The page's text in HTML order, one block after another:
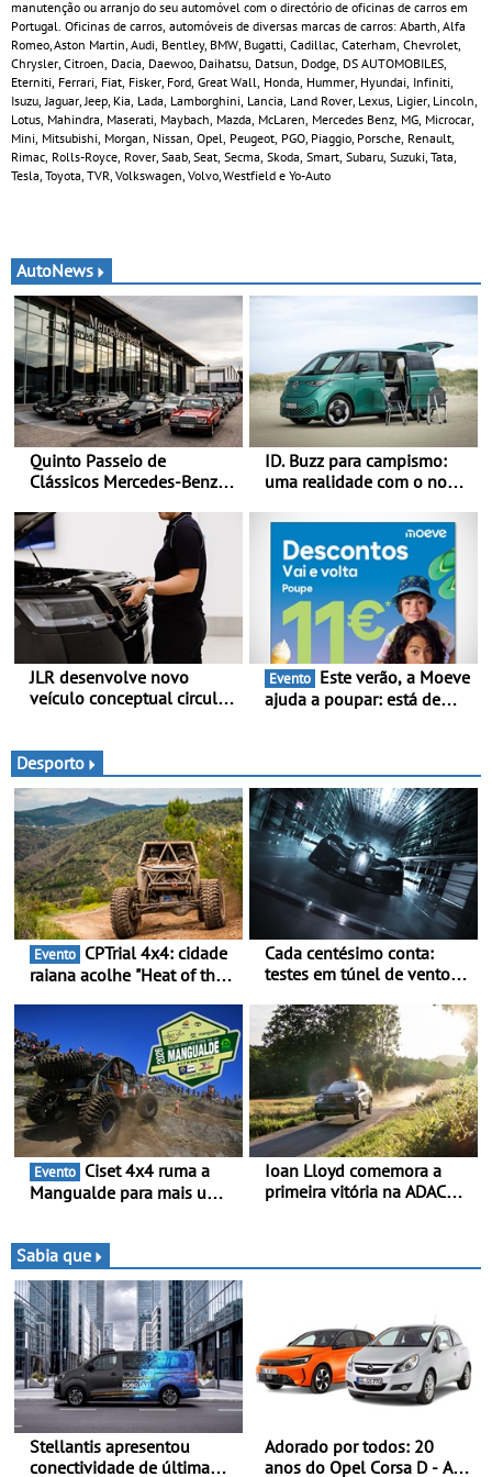
manutenção ou arranjo do seu automóvel com o directório de oficinas de carros em
Portugal. Oficinas de carros, automóveis de diversas marcas de carros: Abarth, Alfa
Romeo, Aston Martin, Audi, Bentley, BMW, Bugatti, Cadillac, Caterham, Chevrolet,
Chrysler, Citroen, Dacia, Daewoo, Daihatsu, Datsun, Dodge, DS AUTOMOBILES,
Eterniti, Ferrari, Fiat, Fisker, Ford, Great Wall, Honda, Hummer, Hyundai, Infiniti,
Isuzu, Jaguar, Jeep, Kia, Lada, Lamborghini, Lancia, Land Rover, Lexus, Ligier, Lincoln,
Lotus, Mahindra, Maserati, Maybach, Mazda, McLaren, Mercedes Benz, MG, Microcar,
Mini, Mitsubishi, Morgan, Nissan, Opel, Peugeot, PGO, Piaggio, Porsche, Renault,
Rimac, Rolls-Royce, Rover, Saab, Seat, Secma, Skoda, Smart, Subaru, Suzuki, Tata,
Tesla, Toyota, TVR, Volkswagen, Volvo, Westfield e Yo-Auto
AutoNews
Quinto Passeio de
Clássicos Mercedes-Benz
inscrições abertas
ID. Buzz para campismo:
uma realidade com o novo
Boa-Noite: o ID. Buzz em
versão Auto-Caravana com
ISV de 0 €
JLR desenvolve novo
veículo conceptual circular
designado como
Cornerstone
Evento
ajuda a poupar: está de
Desporto
Evento
raiana acolhe "Heat of the
de equipas em Bragança
Cada centésimo conta:
testes em túnel de vento
túnel de vento fornece
dados de alta precisão para
o equilíbrio, a eficiência e a
afinação do veículo
Evento
Mangualde para mais um
desafios na montanha
Ioan Lloyd comemora a
primeira vitória na ADAC
Rally Cup
Sabia que
Stellantis apresentou
conectividade de última
Adorado por todos: 20
anos do Opel Corsa D - A